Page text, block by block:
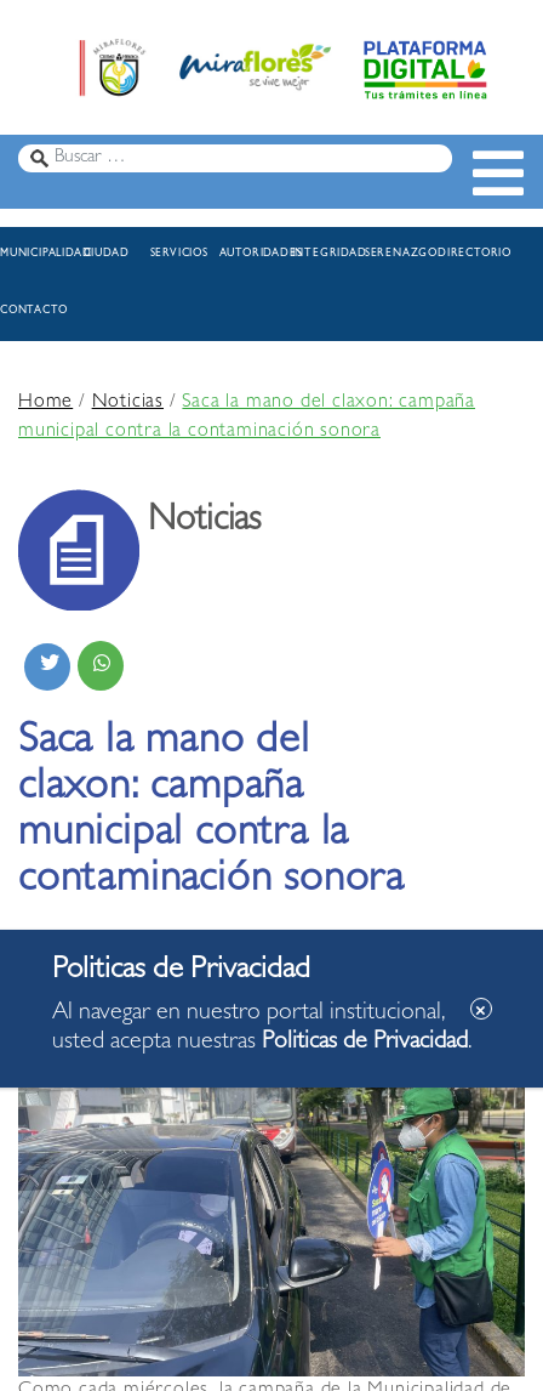
MUNICIPALIDADCIUDAD SERVICIOS AUTORIDADESINTEGRIDADSERENAZGODIRECTORIO
CONTACTO
Home/Noticias /Saca la mano del claxon: campaña
municipal contra la contaminación sonora
Noticias
Saca la mano del
claxon: campaña
municipal contra la
contaminación sonora
06.04.2022
Al navegar en nuestro portal institucional,
usted acepta nuestras Politicas de Privacidad.